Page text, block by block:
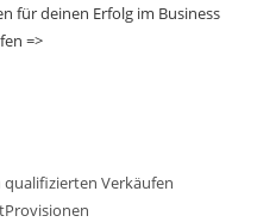
für deinen Erfolg im Business
=>
qualifizierten Verkäufen